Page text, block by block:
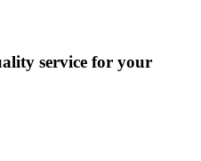
service for your